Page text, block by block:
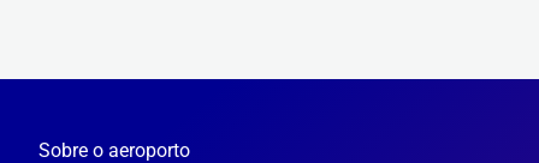
Sobre o aeroporto